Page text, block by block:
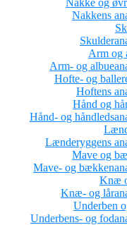
Nakke og
Nakkens
Arm og
Arm- og
Hofte- og
Hoftens
Hånd og
Hånd- og
Lænderyggens
Mave og
Mave- og
Knæ
Knæ- og
Underben
Underbens- og